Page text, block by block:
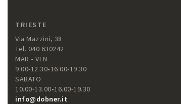
TRIESTE
Via Mazzini, 38
Tel. 040 630242
MAR • VEN
9.00-12.30•16.00-19.30
SABATO
10.00-13.00•16.00-19.30
info@dobner.it